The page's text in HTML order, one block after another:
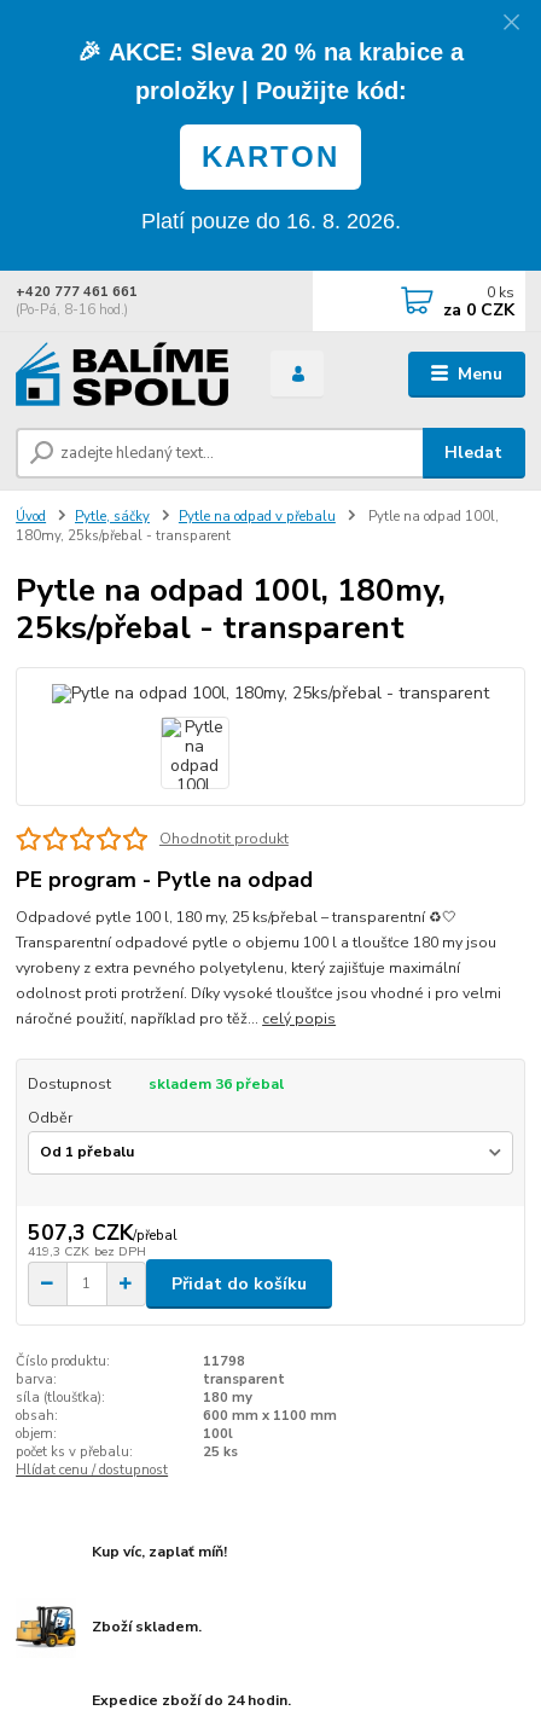
🎉 AKCE: Sleva 20 % na krabice a
proložky| Použijte kód:
KARTON
Platí pouze do 16. 8. 2026.
Menu
Hledat
+420 777 461 661
(Po-Pá, 8-16 hod.)
0 ks
za 0 CZK
Úvod Pytle, sáčky Pytle na odpad v přebalu
Pytle na odpad 100l,
180my, 25ks/přebal - transparent
Pytle na odpad 100l, 180my,
25ks/přebal - transparent
Ohodnotit produkt
PE program - Pytle na odpad
Odpadové pytle 100 l, 180 my, 25 ks/přebal – transparentní ♻️🤍
Transparentní odpadové pytle o objemu 100 l a tloušťce 180 my jsou
vyrobeny z extra pevného polyetylenu, který zajišťuje maximální
odolnost proti protržení. Díky vysoké tloušťce jsou vhodné i pro velmi
náročné použití, například pro těž... celý popis
Dostupnost
skladem 36 přebal
Odběr
507,3 CZK/přebal
419,3 CZK bez DPH
Přidat do košíku
Číslo produktu:
11798
barva:
transparent
síla (tloušťka):
180 my
obsah:
600 mm x 1100 mm
objem:
100l
počet ks v přebalu:
25 ks
Hlídat cenu / dostupnost
Kup víc, zaplať míň!
Zboží skladem.
Expedice zboží do 24 hodin.